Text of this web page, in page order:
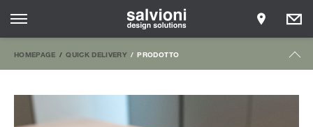
HOMEPAGE QUICK DELIVERY PRODOTTO